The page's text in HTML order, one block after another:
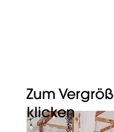
Zum
klicken